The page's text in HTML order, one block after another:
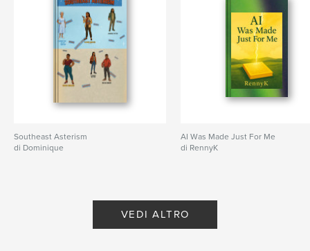
Southeast Asterism
di Dominique
AI Was Made Just For Me
di RennyK
VEDI ALTRO